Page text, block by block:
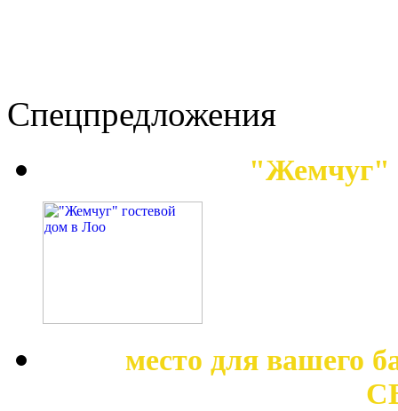
Спецпредложения
"Жемчуг"
место для